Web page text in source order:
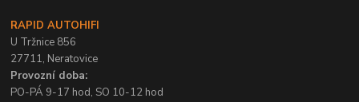
RAPID AUTOHIFI
U Tržnice 856
27711, Neratovice
Provozní doba:
PO-PÁ 9-17 hod, SO 10-12 hod